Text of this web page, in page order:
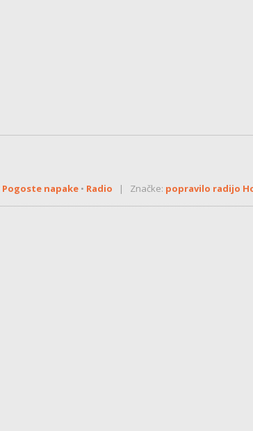
Pogoste napake • Radio | Značke: popravilo radijo